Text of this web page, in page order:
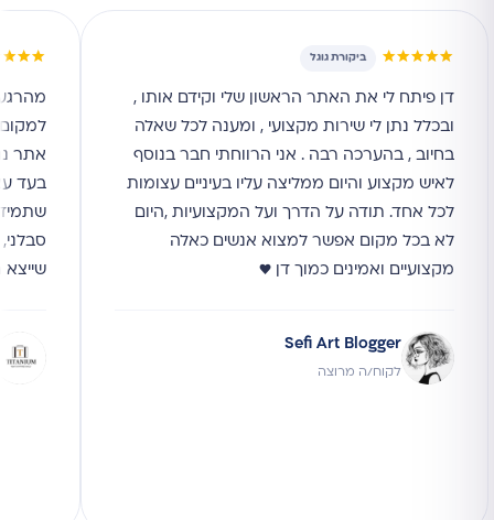
★★★★★ ביקורת גוגל
דן פיתח לי את האתר הראשון שלי וקידם אותו ,
ובכלל נתן לי שירות מקצועי , ומענה לכל שאלה
בחיוב , בהערכה רבה . אני הרווחתי חבר בנוסף
לאיש מקצוע והיום ממליצה עליו בעיניים עצומות
לכל אחד. תודה על הדרך ועל המקצועיות ,היום
לא בכל מקום אפשר למצוא אנשים כאלה
מקצועיים ואמינים כמוך דן ♥
Sefi Art Blogger
לקוח/ה מרוצה
למקום
אתר
בעד
שתמיד